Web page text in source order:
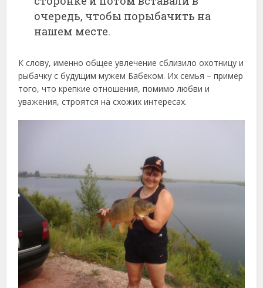
очередь, чтобы порыбачить на
нашем месте.
К слову, именно общее увлечение сблизило охотницу и
рыбачку с будущим мужем Бабеком. Их семья – пример
того, что крепкие отношения, помимо любви и
уважения, строятся на схожих интересах.